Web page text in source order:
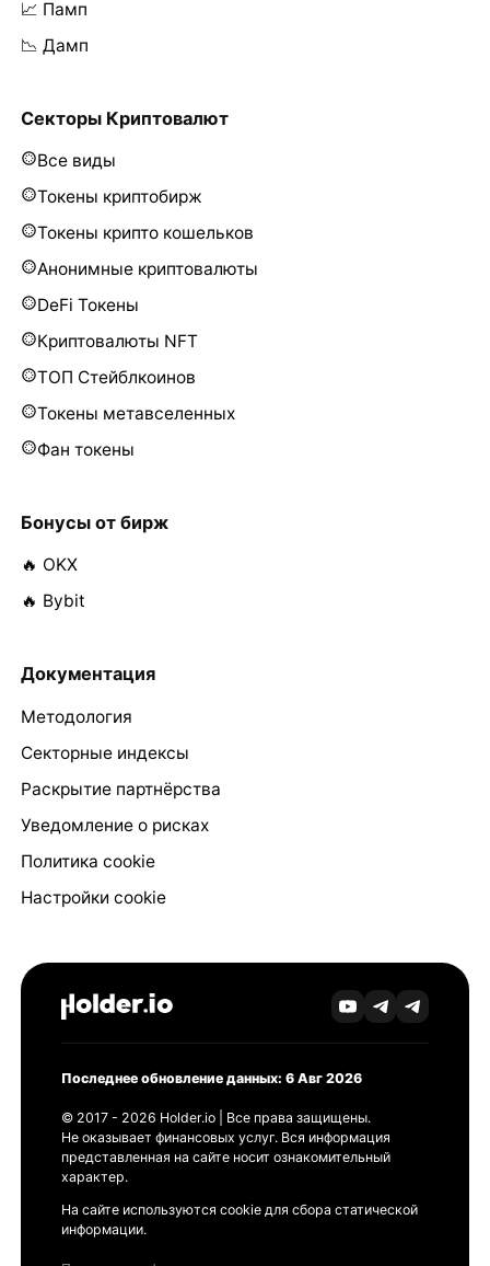
📈 Памп
📉 Дамп
Секторы Криптовалют
Все виды
Токены криптобирж
Токены крипто кошельков
Анонимные криптовалюты
DeFi Токены
Криптовалюты NFT
ТОП Стейблкоинов
Токены метавселенных
Фан токены
Бонусы от бирж
🔥 OKX
🔥 Bybit
Документация
Методология
Секторные индексы
Раскрытие партнёрства
Уведомление о рисках
Политика cookie
Настройки cookie
Последнее обновление данных: 6 Авг 2026
© 2017 - 2026 Holder.io | Все права защищены.
Не оказывает финансовых услуг. Вся информация
представленная на сайте носит ознакомительный
характер.
На сайте используются cookie для сбора статической
информации.